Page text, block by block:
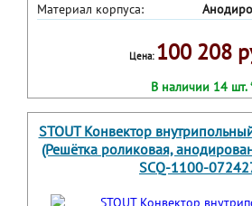
Материал корпуса:
Цена: 100 208
В наличии 14 шт.
STOUT Конвектор
(Решётка роликовая,
SCQ-1100-